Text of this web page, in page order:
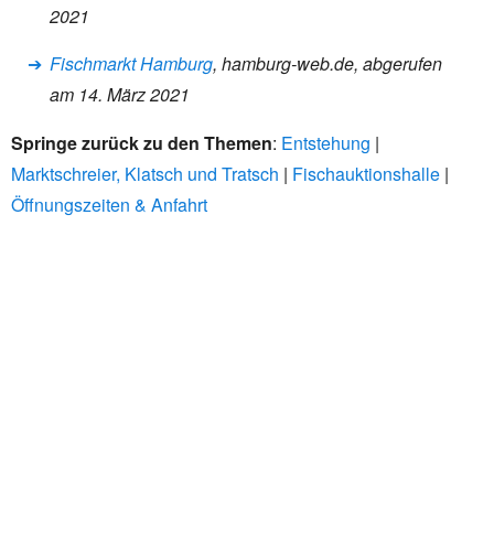
2021
Fischmarkt Hamburg, hamburg-web.de, abgerufen
am 14. März 2021
Springe zurück zu den Themen: Entstehung |
Marktschreier, Klatsch und Tratsch | Fischauktionshalle |
Öffnungszeiten & Anfahrt